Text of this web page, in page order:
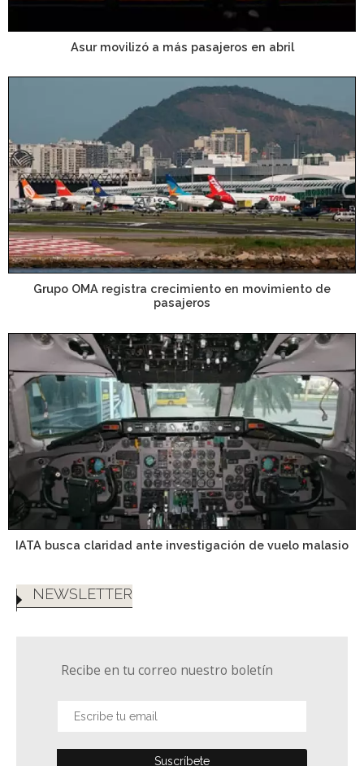
Asur movilizó a más pasajeros en abril
Grupo OMA registra crecimiento en movimiento de
pasajeros
IATA busca claridad ante investigación de vuelo malasio
NEWSLETTER
Recibe en tu correo nuestro boletín